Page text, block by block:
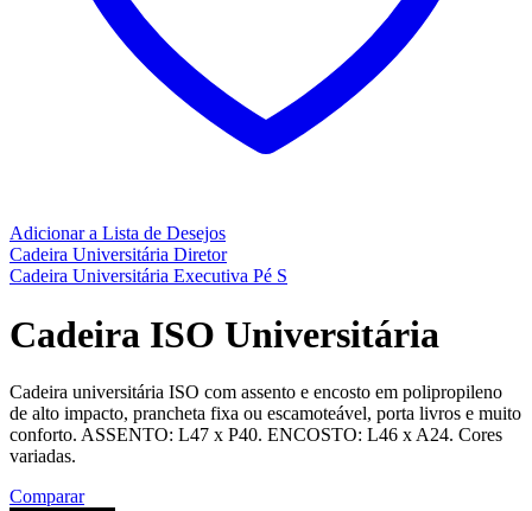
Adicionar a Lista de Desejos
Cadeira Universitária Diretor
Cadeira Universitária Executiva Pé S
Cadeira ISO Universitária
Cadeira universitária ISO com assento e encosto em polipropileno
de alto impacto, prancheta fixa ou escamoteável, porta livros e muito
conforto. ASSENTO: L47 x P40. ENCOSTO: L46 x A24. Cores
variadas.
Comparar